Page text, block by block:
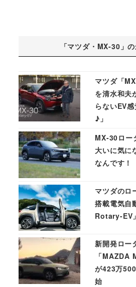
「マツダ・MX-30」
マツダ「
を清水和夫
らないEV
♪」
MX-30ロー
大いに気に
なんです！
マツダのロ
搭載電気自
Rotary-EV
新開発ロー
「MAZDA
が423万
始